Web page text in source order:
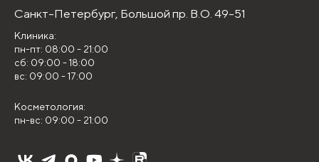
Санкт-Петербург, Большой пр. В.О. 49-51
Клиника:
пн-пт: 08:00 - 21:00
сб: 09:00 - 18:00
вс: 09:00 - 17:00
Косметология:
пн-вс: 09:00 - 21:00